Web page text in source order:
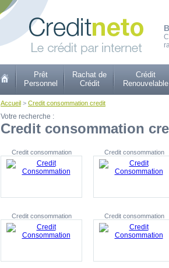
Prêt
Personnel
Rachat de
Crédit
Crédit
Renouvelable
Accueil > Credit consommation credit
Votre recherche :
Credit consommation
Credit consommation Credit consommation
Credit consommation Credit consommation